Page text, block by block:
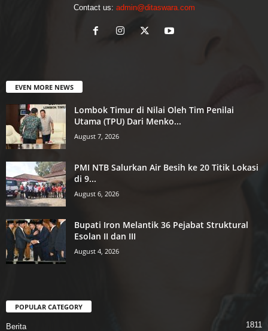
Contact us: admin@ditaswara.com
EVEN MORE NEWS
Lombok Timur di Nilai Oleh Tim Penilai
Utama (TPU) Dari Menko...
August 7, 2026
PMI NTB Salurkan Air Besih ke 20 Titik Lokasi
di 9...
August 6, 2026
Bupati Iron Melantik 36 Pejabat Struktural
Esolan II dan III
August 4, 2026
POPULAR CATEGORY
Berita 1811